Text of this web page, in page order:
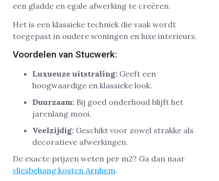
een gladde en egale afwerking te creëren.
Het is een klassieke techniek die vaak wordt
toegepast in oudere woningen en luxe interieurs.
Voordelen van Stucwerk:
Luxueuze uitstraling: Geeft een
hoogwaardige en klassieke look.
Duurzaam: Bij goed onderhoud blijft het
jarenlang mooi.
Veelzijdig: Geschikt voor zowel strakke als
decoratieve afwerkingen.
De exacte prijzen weten per m2? Ga dan naar
vliesbehang kosten Arnhem.